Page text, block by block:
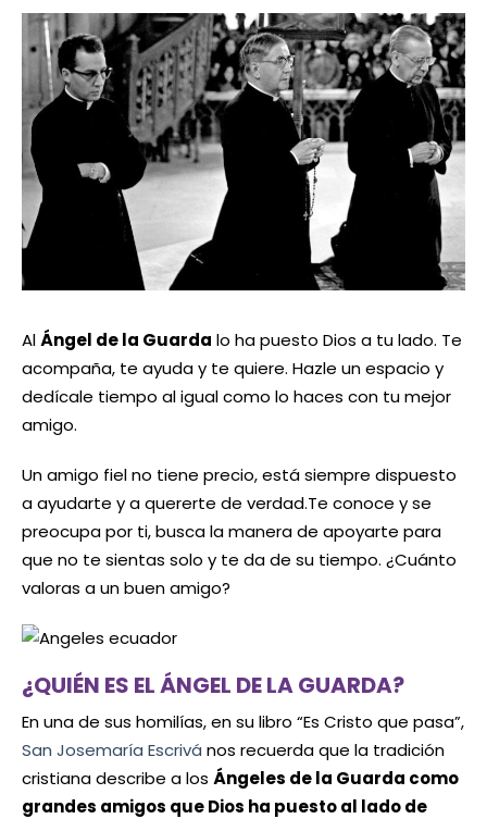
AlÁngel de la Guarda lo ha puesto Dios a tu lado. Te
acompaña, te ayuda y te quiere. Hazle un espacio y
dedícale tiempo al igual como lo haces con tu mejor
amigo.
Un amigo fiel no tiene precio, está siempre dispuesto
a ayudarte y a quererte de verdad.Te conoce y se
preocupa por ti, busca la manera de apoyarte para
que no te sientas solo y te da de su tiempo. ¿Cuánto
valoras a un buen amigo?
¿QUIÉN ES EL ÁNGEL DE LA GUARDA?
En una de sus homilías, en su libro “Es Cristo que pasa”,
San Josemaría Escrivá nos recuerda que la tradición
cristiana describe a los Ángeles de la Guarda como
grandes amigos que Dios ha puesto al lado de